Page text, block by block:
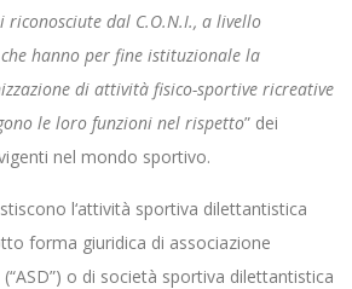
riconosciute dal C.O.N.I., a livello
hanno per fine istituzionale la
di attività fisico-sportive ricreative
le loro funzioni nel rispetto” dei
nel mondo sportivo.
l‘attività sportiva dilettantistica
forma giuridica di associazione
o di società sportiva dilettantistica